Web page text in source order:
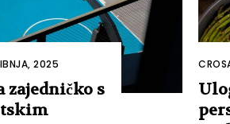
2025
zajedničko s